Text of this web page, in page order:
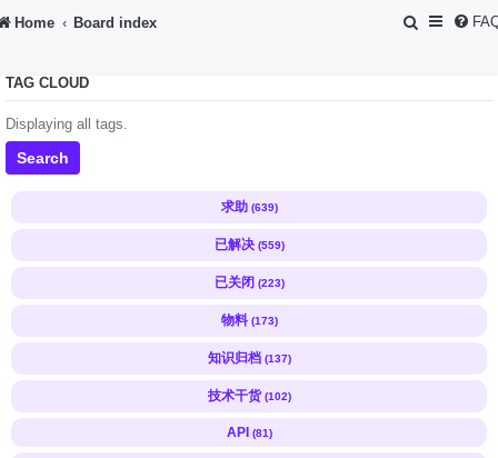
Home Board index
S
TAG CLOUD
Displaying all tags.
Search
求助 (639)
已解决 (559)
已关闭 (223)
物料 (173)
知识归档 (137)
技术干货 (102)
API (81)